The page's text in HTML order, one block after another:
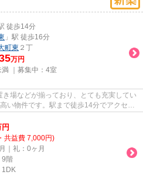
徒歩14分
」駅 徒歩16分
町東 ２丁
万円
｜募集中： 4室
場などが揃っており、とても充実してい
い物件です。駅まで徒歩14分でアクセス
円
共益費 7,000円)
｜礼：0ヶ月
9階
1DK